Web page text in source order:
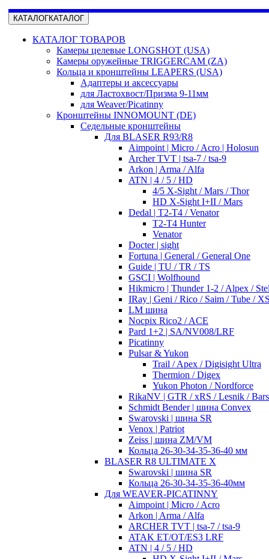
КАТАЛОГКАТАЛОГ
КАТАЛОГ ТОВАРОВ
Камеры целевые LONGSHOT (USA)
Камеры оружейные TRIGGERCAM (ZA)
Кольца и кронштейны LEAPERS (USA)
Адаптеры и аксессуары
для Ластохвост/Призма 9-11мм
для Weaver/Picatinny
Кронштейны INNOMOUNT (DE)
Седельные кронштейны
Для BLASER R93/R8
Aimpoint | Micro / Acro | Holosun
Archer TVT | tsa-7 / tsa-9
Arkon | Arma / Alfa
ATN | 4 / 5 / HD
4/5 X-Sight / Mars / Thor
HD X-Sight I+II / Mars
Dedal | T2-T4 / Venator
T2-T4 Hunter
Venator
Docter | sight
Fortuna | General / General One
Guide | TU / TR / TS
GSCI | Wolfhound
Hikmicro | Thunder 1-2 / Alpex /
IRay | Geni / Rico / Saim / Tube /
LM шина
Nocpix Rico2 / ACE
Pard 1+2 | SA/NV008/LRF
Picatinny
Pulsar & Yukon
Trail / Apex / Digisight Ultra
Thermion / Digex
Yukon Photon / Nordforce
RikaNV | GTR / xRS / Lesnik /
Schmidt Bender | шина Convex
Swarovski | шина SR
Venox | Patriot
Zeiss | шина ZM/VM
Кольца 26-30-34-35-36-40 мм
BLASER R8 ULTIMATE X
Swarovski | шина SR
Кольца 26-30-34-35-36-40мм
Для WEAVER-PICATINNY
Aimpoint | Micro / Acro
Arkon | Arma / Alfa
ARCHER TVT | tsa-7 / tsa-9
ATAK ET/OT/ES3 LRF
ATN | 4 / 5 / HD